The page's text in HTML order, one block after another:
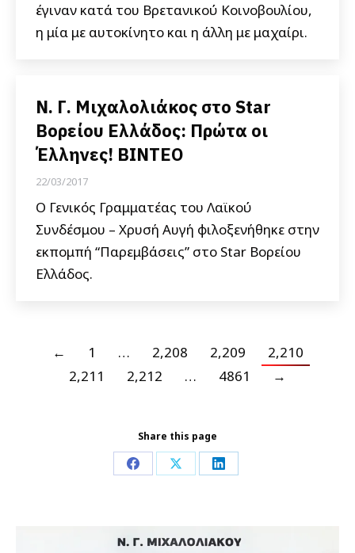
έγιναν κατά του Βρετανικού Κοινοβουλίου,
η μία με αυτοκίνητο και η άλλη με μαχαίρι.
Ν. Γ. Μιχαλολιάκος στο Star
Βορείου Ελλάδος: Πρώτα οι
Έλληνες! ΒΙΝΤΕΟ
22/03/2017
Ο Γενικός Γραμματέας του Λαϊκού
Συνδέσμου – Χρυσή Αυγή φιλοξενήθηκε στην
εκπομπή “Παρεμβάσεις” στο Star Βορείου
Ελλάδος.
← 1 … 2,208 2,209
2,210
2,211
2,212 … 4861 →
Share this page
Share Share Share